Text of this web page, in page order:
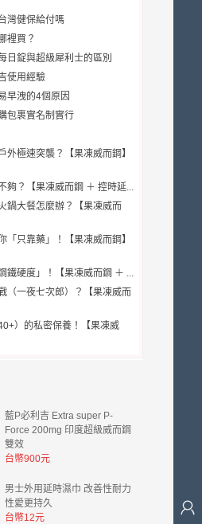
灣健保給付嗎
裡買？
日錠與超級犀利士的區別
使用經驗
早洩的4個原因
包裹實名制實行
外極速突襲？【果凍威而鋼】
夠？【果凍威而鋼 ＋ 控時延...
鍋大餐怎麼辦？【果凍威而
「只靠藥」！【果凍威而鋼】
鐵硬度」！【果凍威而鋼 ＋ ...
（一夜七次郎）？【果凍威而
）的私密保養！【果凍威
藍P必利吉 Extra super P-
Force 200mg 印度超級威而鋼
雙效
台幣900元
男士外用延時濕巾 改善性耐力
性愛更持久
台幣12元